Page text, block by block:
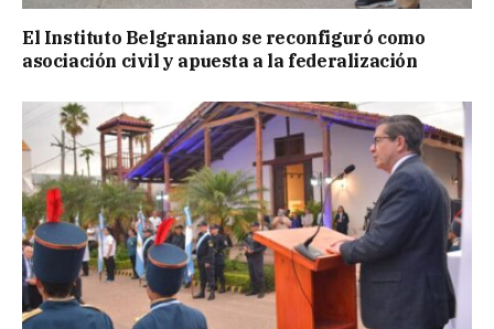
El Instituto Belgraniano se reconfiguró como
asociación civil y apuesta a la federalización